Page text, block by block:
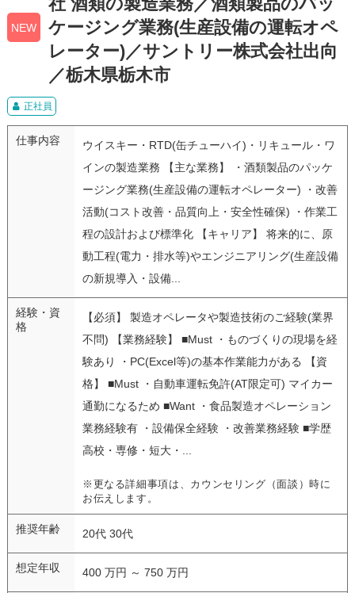
NEW
ケージング業務(生産設備の運転オペ
レーター)／サントリー株式会社出向
／栃木県栃木市
正社員
仕事内容
ウイスキー・RTD(缶チューハイ)・リキュール・ワ
インの製造業務 【主な業務】 ・酒類製品のパッケ
ージング業務(生産設備の運転オペレーター) ・改善
活動(コスト改善・品質向上・安全性確保) ・作業工
程の設計および標準化 【キャリア】 将来的に、原
動工程(電力・排水等)やエンジニアリング(生産設備
の新規導入・設備...
経験・資
格
【必須】 製造オペレータや製造技術のご経験(業界
不問) 【業務経験】 ■Must ・ものづくりの現場を経
験あり ・PC(Excel等)の基本作業能力がある 【資
格】 ■Must ・自動車運転免許(AT限定可) マイカー
通勤になるため ■Want ・食品製造オペレーション
業務経験有 ・設備保全経験 ・改善業務経験 ■学歴
高校・専修・短大・...
※更なる詳細事項は、カウンセリング（面談）時に
お伝えします。
推奨年齢 20代 30代
想定年収 400 万円 ～ 750 万円